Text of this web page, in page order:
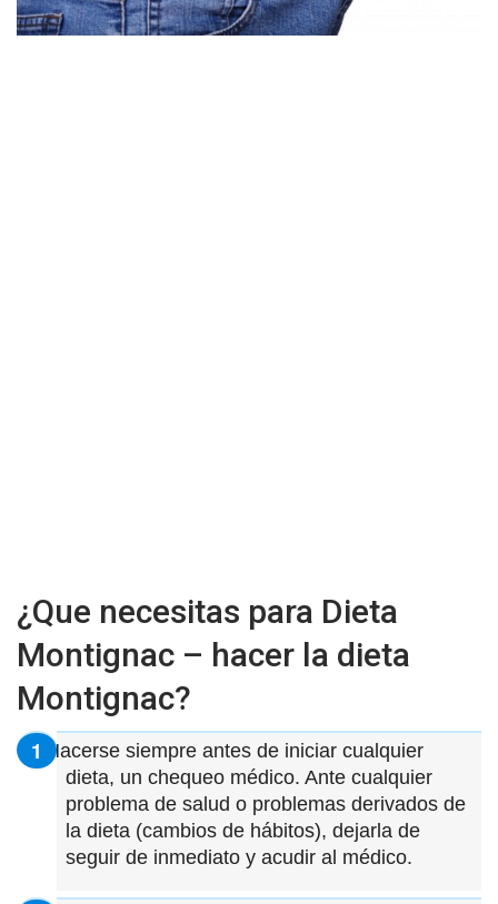
¿Que necesitas para Dieta
Montignac – hacer la dieta
Montignac?
Hacerse siempre antes de iniciar cualquier
dieta, un chequeo médico. Ante cualquier
problema de salud o problemas derivados de
la dieta (cambios de hábitos), dejarla de
seguir de inmediato y acudir al médico.